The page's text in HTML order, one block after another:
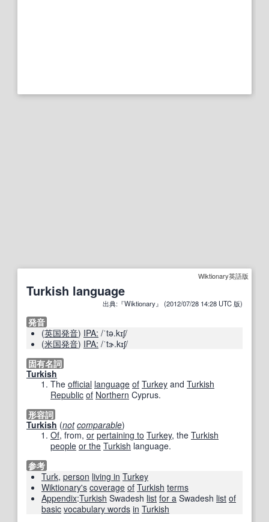
Wiktionary英語版
Turkish language
出典:『Wiktionary』 (2012/07/28 14:28 UTC 版)
発音
(英国発音) IPA: /ˈtə.kɪʃ/
(米国発音) IPA: /ˈtɝ.kɪʃ/
固有名詞
Turkish
The official language of Turkey and Turkish
Republic of Northern Cyprus.
形容詞
Turkish (not comparable)
Of, from, or pertaining to Turkey, the Turkish
people or the Turkish language.
参考
Turk, person living in Turkey
Wiktionary's coverage of Turkish terms
Appendix:Turkish Swadesh list for a Swadesh list of
basic vocabulary words in Turkish